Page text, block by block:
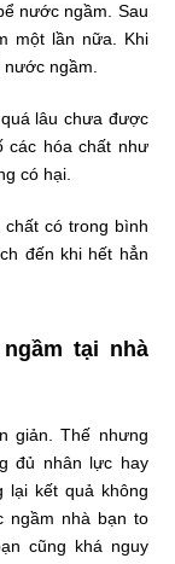
nước ngầm. Sau
một lần nữa. Khi
nước ngầm.
lâu chưa được
các hóa chất như
có hại.
có trong bình
đến khi hết hẳn
tại nhà
giản. Thế nhưng
đủ nhân lực hay
lại kết quả không
ngầm nhà bạn to
cũng khá nguy